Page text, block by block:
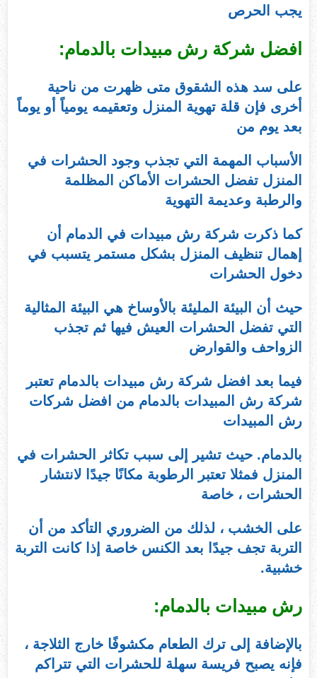
يجب الحرص
افضل شركة رش مبيدات بالدمام:
على سد هذه الشقوق متى ظهرت من ناحية
أخرى فإن قلة تهوية المنزل وتعقيمه يومياً أو يوماً
بعد يوم من
الأسباب المهمة التي تجذب وجود الحشرات في
المنزل تفضل الحشرات الأماكن المظلمة
والرطبة وعديمة التهوية
كما ذكرت شركة رش مبيدات في الدمام أن
إهمال تنظيف المنزل بشكل مستمر يتسبب في
دخول الحشرات
حيث أن البيئة المليئة بالأوساخ هي البيئة المثالية
التي تفضل الحشرات العيش فيها ثم تجذب
الزواحف والقوارض
فيما بعد افضل شركة رش مبيدات بالدمام تعتبر
شركة رش المبيدات بالدمام من افضل شركات
رش المبيدات
بالدمام. حيث تشير إلى سبب تكاثر الحشرات في
المنزل فمثلا تعتبر الرطوبة مكانًا جيدًا لانتشار
الحشرات ، خاصة
على الخشب ، لذلك من الضروري التأكد من أن
التربة تجف جيدًا بعد الكنس خاصة إذا كانت التربة
خشبية.
رش مبيدات بالدمام:
بالإضافة إلى ترك الطعام مكشوفًا خارج الثلاجة ،
فإنه يصبح فريسة سهلة للحشرات التي تتراكم